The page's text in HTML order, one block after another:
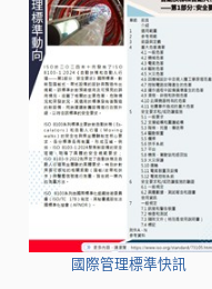
國際管理標準快訊